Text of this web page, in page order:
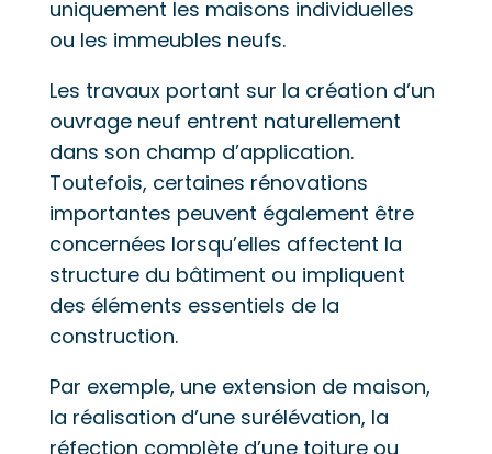
uniquement les maisons individuelles
ou les immeubles neufs.
Les travaux portant sur la création d’un
ouvrage neuf entrent naturellement
dans son champ d’application.
Toutefois, certaines rénovations
importantes peuvent également être
concernées lorsqu’elles affectent la
structure du bâtiment ou impliquent
des éléments essentiels de la
construction.
Par exemple, une extension de maison,
la réalisation d’une surélévation, la
réfection complète d’une toiture ou